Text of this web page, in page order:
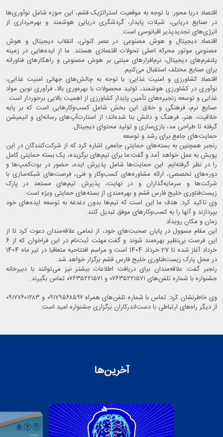
اقتصاد دریا محور: با توجه به موقعیت استراتژیک قشم، این حوزه شامل نوآوری‌ها
در صنایع دریایی، شیلات پایدار، گردشگری دریایی هوشمند و بهره‌برداری از
انرژی‌های تجدیدپذیر اقیانوسی است.
اقتصاد دیجیتال و هوش مصنوعی: در عصر کنونی، انقلاب دیجیتال و هوش
مصنوعی موتور محرکه اصلی تحولات اقتصادی هستند. ما از ایده‌هایی در زمینه
پلتفرم‌های دیجیتال، نرم‌افزارهای مبتنی بر هوش مصنوعی و راهکارهای فناورانه
برای صنایع مختلف استقبال می‌کنیم.
اقتصاد کشاورزی و امنیت غذایی: با توجه به چالش‌های جهانی امنیت غذایی،
نوآوری در کشاورزی هوشمند، تولید محصولات با بهره‌وری بالا، فرآوری نوین مواد
غذایی و توسعه زنجیره‌های تأمین پایدار کشاورزی از اهمیت بالایی برخوردار است.
صنایع نرم، فرهنگی و خلاق: این بخش شامل کسب‌وکارهایی است که بر پایه
خلاقیت، هنر، فرهنگ و دانش بنا شده‌اند؛ از استارت‌آپ‌های رسانه‌ای و انیمیشن
گرفته تا طراحی مد، بازی‌سازی و تولید محتوای دیجیتال.
حمایت‌های جامع برای رشد و توسعه
رنجبر همچنین به بسته‌های حمایتی جامعی اشاره کرد که از شرکت‌کنندگان در این
پویش به عمل خواهد آمد و گفت:ما برای تیم‌های برگزیده، یک بسته حمایتی کامل
را در نظر گرفته‌ایم. این حمایت‌ها شامل پذیرش ایده، حضور در بوت‌کمپ‌ها و
دوره‌های تخصصی، ارائه مشاوره‌های کسب‌وکار و فنی، فرصت‌های شبکه‌سازی با
شرکت‌ها و سرمایه‌گذاران و در نهایت، پذیرش تیم‌های مستعد در پارک
زیست‌فناوری خلیج فارس قشم و بهره‌مندی از بسته‌های حمایتی ویژه است.
وی تاکید کرد: هدف ما این است که تیم‌ها بدون دغدغه به توسعه ایده‌های خود
بپردازند و آنها را به کسب‌وکارهای موفق تبدیل کنند.
زمان و مکان رویداد
این مقام مسوول در پایان صحبت‌های خود، از تمامی علاقه‌مندان دعوت کرد تا از
این فرصت بی‌نظیر بهره‌مند شوند و گفت:مهلت ثبت‌نام در این فراخوان که از 6
خرداد آغاز شده تا 27 خرداد 1404 است و مراسم افتتاحیه متعاقبا در تیر ماه 1404
در محل پارک زیست‌فناوری خلیج فارس قشم برگزار خواهد شد.
رنجبر گفت: علاقه‌مندان برای دریافت اطلاعات بیشتر نیز می‌توانند با دبیرخانه
جشنواره با شماره تلفن‌های ۰۷۶۳۵۲۲۱۵۷۱ و ۰۷۶۳۵۲۲۱۵۷۱ تماس بگیرند.
وی خاطرنشان کرد: تماس با شماره تلفن‌های همراه ۰۹۱۷۹۵۶۸۵۹۷ و ۰۹۱۷۷۶۰۱۲۸۳
از دیگر راه‌های ارتباطی با دست‌اندرکاران برگزاری جشنواره امید است.
آخرین‌ها